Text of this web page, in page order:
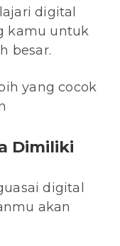
digital
kamu untuk
besar.
yang cocok
Dimiliki
digital
akan